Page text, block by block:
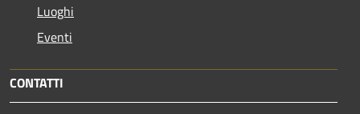
Luoghi
Eventi
CONTATTI